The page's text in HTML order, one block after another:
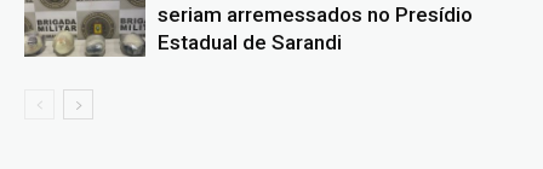
seriam arremessados no Presídio
Estadual de Sarandi